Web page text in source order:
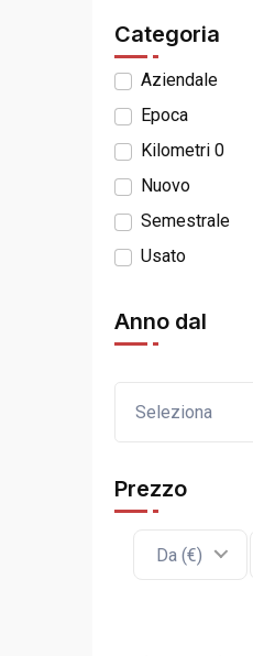
Categoria
Aziendale
Epoca
Kilometri 0
Nuovo
Semestrale
Usato
Anno dal
Seleziona
Prezzo
Da (€)